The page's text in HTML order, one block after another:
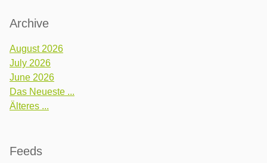
Archive
August 2026
July 2026
June 2026
Das Neueste ...
Älteres ...
Feeds